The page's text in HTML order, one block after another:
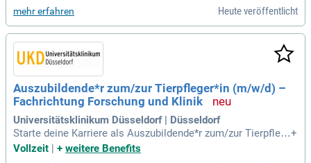
rnen Sie, Tiere zu betreuen sowie zu füttern und ihre Lebens
räume zu reinigen. Zu den Aufgaben gehören die Zucht, das
Aufziehen von Jungtieren und die Vorbereitung auf medizini
sche Eingriffe. Einfühlungsvermögen und Beobachtungsgab
e sind entscheidend, um die tiermedizinischen Vorgänge zu
verstehen. Bewerbungen sind ausschließlich online möglich
– jetzt informieren und starten Sie Ihre Karriere im Tierschu
tz!
mehr erfahren Heute veröffentlicht
Auszubildende*r zum/zur Tierpfleger*in (m/w/d) –
Fachrichtung Forschung und Klinik
Universitätsklinikum Düsseldorf | Düsseldorf
Starte deine Karriere als Auszubildende*r zum/zur Tierpfleg
er*in (m/w/d) am Universitätsklinikum Düsseldorf! Mit 9.30
+
Vollzeit | + weitere Benefits